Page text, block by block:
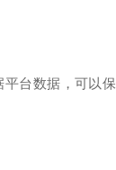
台数据，可以